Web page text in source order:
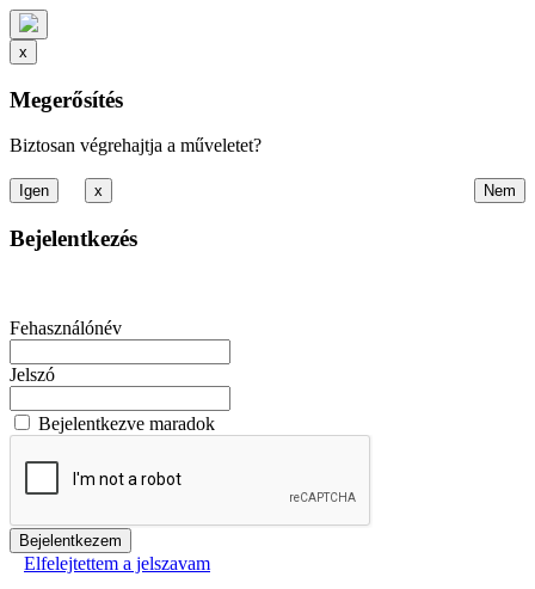
x
Megerősítés
Biztosan végrehajtja a műveletet?
x
Bejelentkezés
Fehasználónév
Jelszó
Bejelentkezve maradok
Elfelejtettem a jelszavam